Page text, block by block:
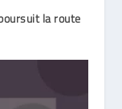
la route